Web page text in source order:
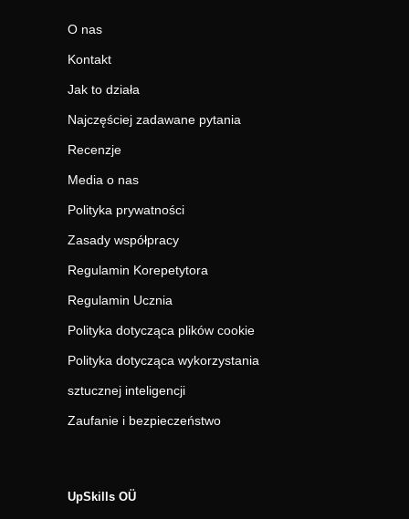
O nas
Kontakt
Jak to działa
Najczęściej zadawane pytania
Recenzje
Media o nas
Polityka prywatności
Zasady współpracy
Regulamin Korepetytora
Regulamin Ucznia
Polityka dotycząca plików cookie
Polityka dotycząca wykorzystania
sztucznej inteligencji
Zaufanie i bezpieczeństwo
UpSkills OÜ